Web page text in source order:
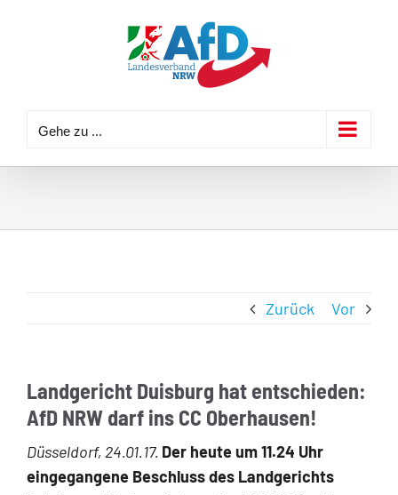
Gehe zu ...
Zurück Vor
Landgericht Duisburg hat entschieden:
AfD NRW darf ins CC Oberhausen!
Düsseldorf, 24.01.17. Der heute um 11.24 Uhr
eingegangene Beschluss des Landgerichts